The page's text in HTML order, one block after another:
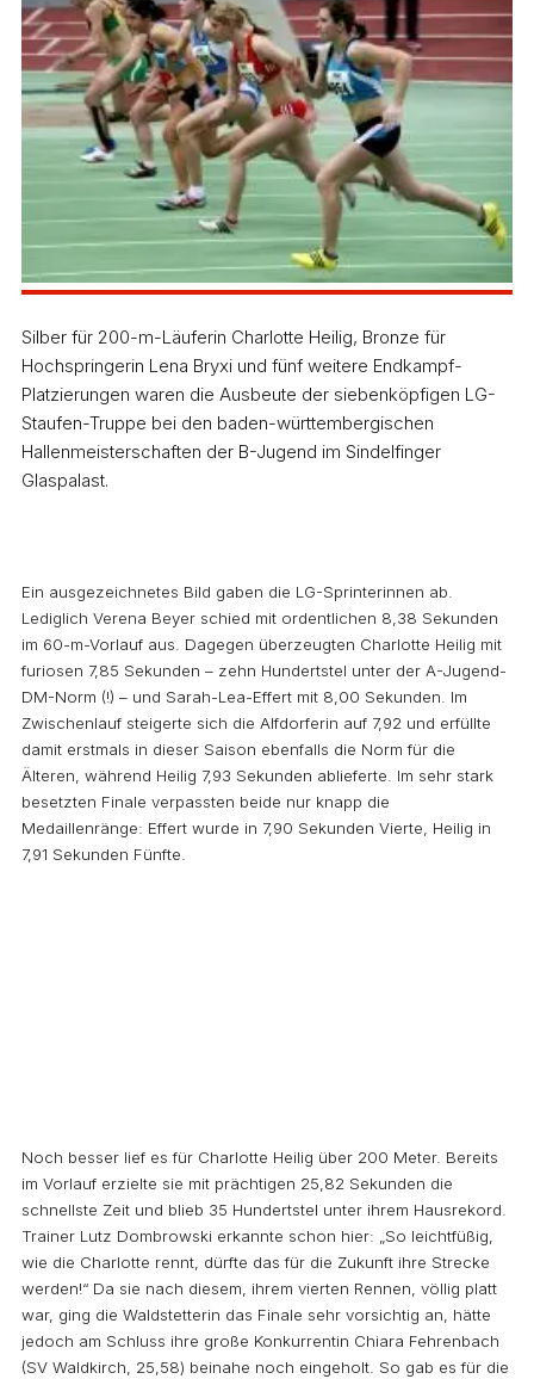
Silber für 200-m-Läuferin Charlotte Heilig, Bronze für
Hochspringerin Lena Bryxi und fünf weitere Endkampf-
Platzierungen waren die Ausbeute der siebenköpfigen LG-
Staufen-Truppe bei den baden-württembergischen
Hallenmeisterschaften der B-Jugend im Sindelfinger
Glaspalast.
Ein ausgezeichnetes Bild gaben die LG-Sprinterinnen ab.
Lediglich Verena Beyer schied mit ordentlichen 8,38 Sekunden
im 60-m-Vorlauf aus. Dagegen überzeugten Charlotte Heilig mit
furiosen 7,85 Sekunden – zehn Hundertstel unter der A-Jugend-
DM-Norm (!) – und Sarah-Lea-Effert mit 8,00 Sekunden. Im
Zwischenlauf steigerte sich die Alfdorferin auf 7,92 und erfüllte
damit erstmals in dieser Saison ebenfalls die Norm für die
Älteren, während Heilig 7,93 Sekunden ablieferte. Im sehr stark
besetzten Finale verpassten beide nur knapp die
Medaillenränge: Effert wurde in 7,90 Sekunden Vierte, Heilig in
7,91 Sekunden Fünfte.
Noch besser lief es für Charlotte Heilig über 200 Meter. Bereits
im Vorlauf erzielte sie mit prächtigen 25,82 Sekunden die
schnellste Zeit und blieb 35 Hundertstel unter ihrem Hausrekord.
Trainer Lutz Dombrowski erkannte schon hier: „So leichtfüßig,
wie die Charlotte rennt, dürfte das für die Zukunft ihre Strecke
werden!“ Da sie nach diesem, ihrem vierten Rennen, völlig platt
war, ging die Waldstetterin das Finale sehr vorsichtig an, hätte
jedoch am Schluss ihre große Konkurrentin Chiara Fehrenbach
(SV Waldkirch, 25,58) beinahe noch eingeholt. So gab es für die